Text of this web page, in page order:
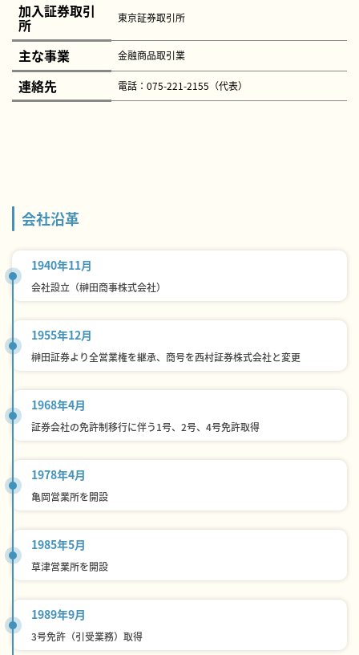
加入証券取引
所 東京証券取引所
主な事業 金融商品取引業
連絡先 電話：075-221-2155（代表）
会社沿革
1940年11月
会社設立（榊田商事株式会社）
1955年12月
榊田証券より全営業権を継承、商号を西村証券株式会社と変更
1968年4月
証券会社の免許制移行に伴う1号、2号、4号免許取得
1978年4月
亀岡営業所を開設
1985年5月
草津営業所を開設
1989年9月
3号免許（引受業務）取得